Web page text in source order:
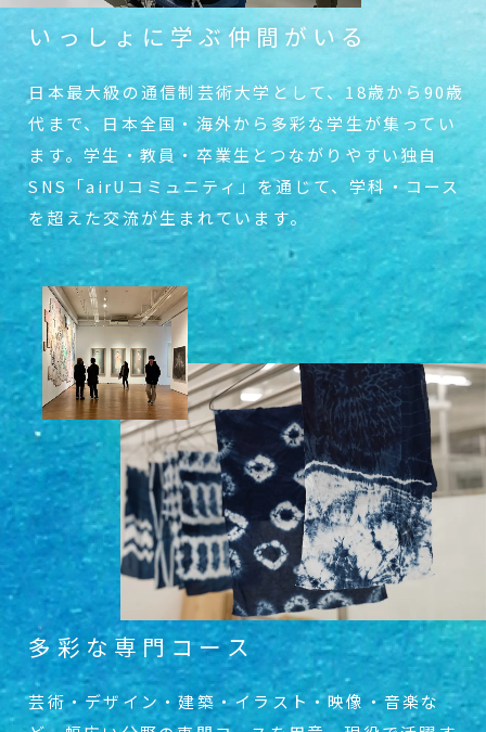
いっしょに学ぶ仲間がいる
日本最大級の通信制芸術大学として、18歳か ら90歳
代まで、日本全国・海外から多彩な学 生が集ってい
ます。学生・教員・卒業生とつながりやすい独自
SNS「airUコミュニティ」を通じて、学科・コース
を超えた交流が生ま れています。
多彩な専門コース
芸術・デザイン・建築・イラスト・映像・音楽な